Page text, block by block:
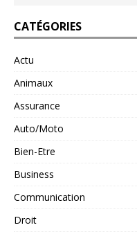
CATÉGORIES
Actu
Animaux
Assurance
Auto/Moto
Bien-Etre
Business
Communication
Droit